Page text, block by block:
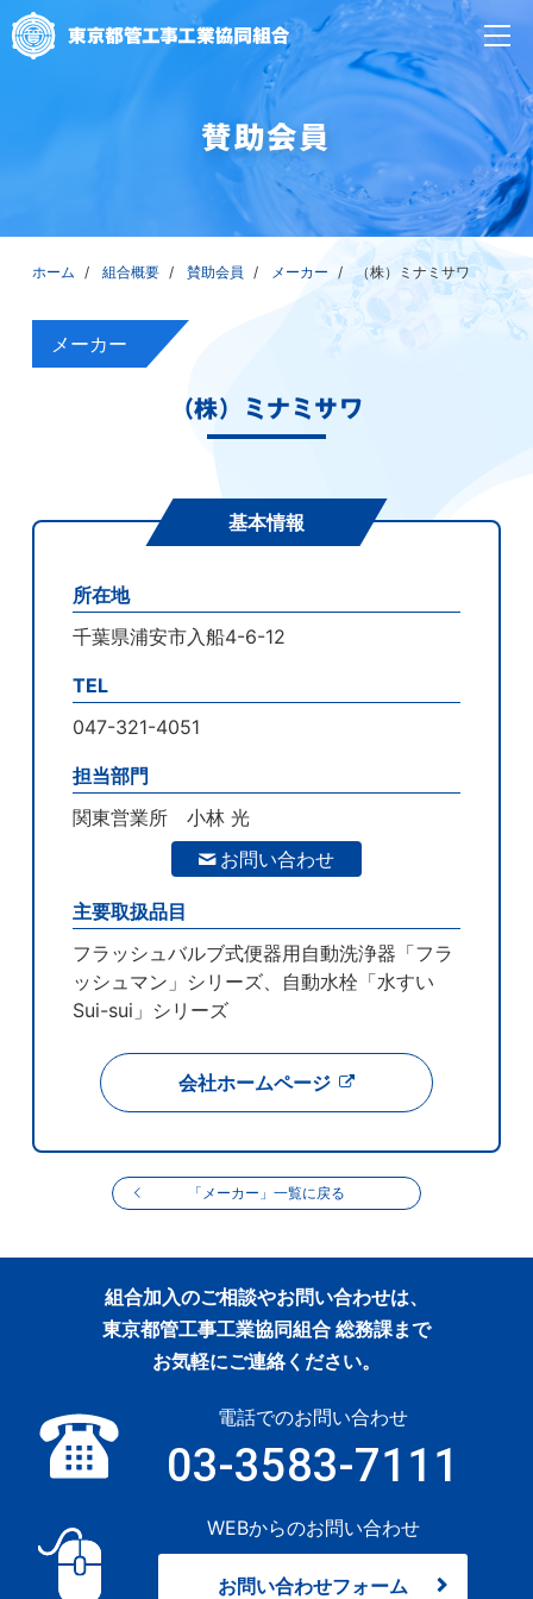
賛助会員
ホーム 組合概要 賛助会員 メーカー （株）ミナミサワ
メーカー
（株）ミナミサワ
基本情報
所在地
千葉県浦安市入船4-6-12
TEL
047-321-4051
担当部門
関東営業所 小林 光
お問い合わせ
主要取扱品目
フラッシュバルブ式便器用自動洗浄器「フラ
ッシュマン」シリーズ、自動水栓「水すい
Sui-sui」シリーズ
会社ホームページ
「メーカー」一覧に戻る
組合加入のご相談やお問い合わせは、
東京都管工事工業協同組合 総務課まで
お気軽にご連絡ください。
電話でのお問い合わせ
03-3583-7111
WEBからのお問い合わせ
お問い合わせフォーム